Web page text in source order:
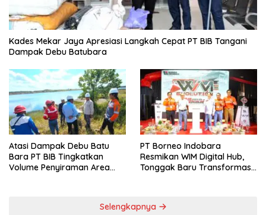
Kades Mekar Jaya Apresiasi Langkah Cepat PT BIB Tangani
Dampak Debu Batubara
Atasi Dampak Debu Batu
Bara PT BIB Tingkatkan
Volume Penyiraman Area
PT Borneo Indobara
Resmikan WIM Digital Hub,
Tonggak Baru Transformasi
Selengkapnya